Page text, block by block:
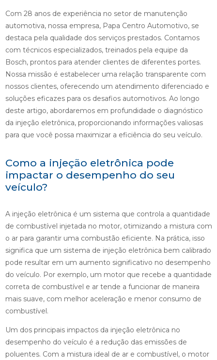
Com 28 anos de experiência no setor de manutenção
automotiva, nossa empresa, Papa Centro Automotivo, se
destaca pela qualidade dos serviços prestados. Contamos
com técnicos especializados, treinados pela equipe da
Bosch, prontos para atender clientes de diferentes portes.
Nossa missão é estabelecer uma relação transparente com
nossos clientes, oferecendo um atendimento diferenciado e
soluções eficazes para os desafios automotivos. Ao longo
deste artigo, abordaremos em profundidade o diagnóstico
da injeção eletrônica, proporcionando informações valiosas
para que você possa maximizar a eficiência do seu veículo.
Como a injeção eletrônica pode
impactar o desempenho do seu
veículo?
A injeção eletrônica é um sistema que controla a quantidade
de combustível injetada no motor, otimizando a mistura com
o ar para garantir uma combustão eficiente. Na prática, isso
significa que um sistema de injeção eletrônica bem calibrado
pode resultar em um aumento significativo no desempenho
do veículo. Por exemplo, um motor que recebe a quantidade
correta de combustível e ar tende a funcionar de maneira
mais suave, com melhor aceleração e menor consumo de
combustível.
Um dos principais impactos da injeção eletrônica no
desempenho do veículo é a redução das emissões de
poluentes. Com a mistura ideal de ar e combustível, o motor